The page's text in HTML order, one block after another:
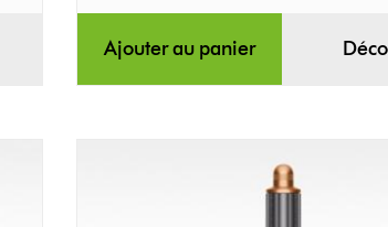
Ajouter au panier